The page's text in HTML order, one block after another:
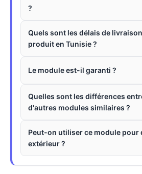
?
Quels sont les délais de
produit en Tunisie ?
Le module est-il garanti ?
Quelles sont les différences
d'autres modules similaires ?
Peut-on utiliser ce module pour
extérieur ?